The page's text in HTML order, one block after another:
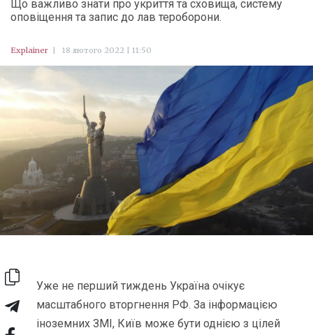
Що важливо знати про укриття та сховища, систему
оповіщення та запис до лав тероборони.
Explainer 18 лютого 2022 | 11:50
Уже не перший тиждень Україна очікує
масштабного вторгнення РФ. За інформацією
іноземних ЗМІ, Київ може бути однією з цілей